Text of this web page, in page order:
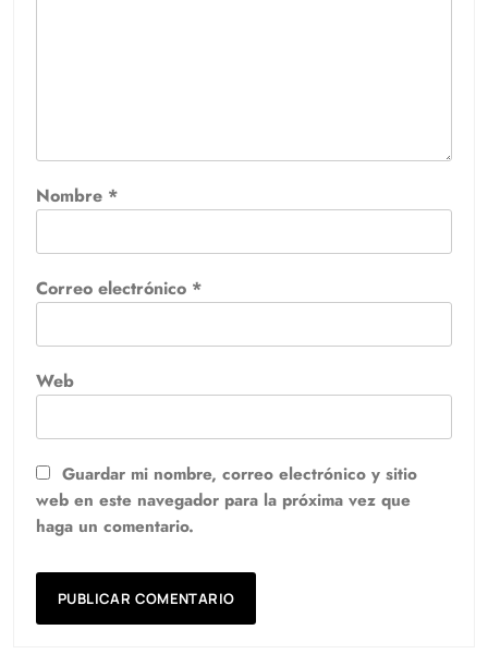
Nombre *
Correo electrónico *
Web
Guardar mi nombre, correo electrónico y sitio
web en este navegador para la próxima vez que
haga un comentario.